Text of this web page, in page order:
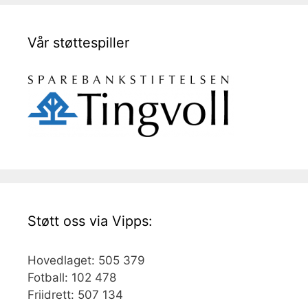
Vår støttespiller
Støtt oss via Vipps:
Hovedlaget: 505 379
Fotball: 102 478
Friidrett: 507 134